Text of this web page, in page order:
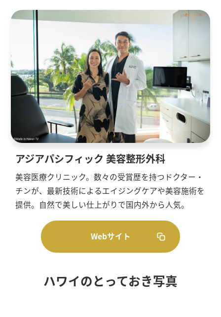
アジアパシフィック 美容整形外科
美容医療クリニック。数々の受賞歴を持つドクター・
チンが、最新技術によるエイジングケアや美容施術を
提供。自然で美しい仕上がりで国内外から人気。
Webサイト
ハワイのとっておき写真